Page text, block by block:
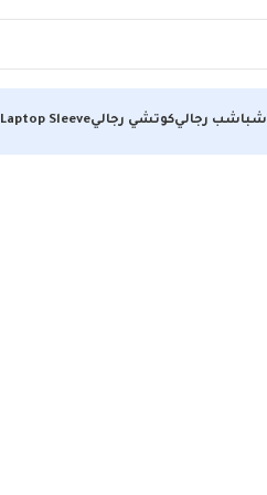
شباشب رجاليكوتشي رجاليLaptop Sleeve